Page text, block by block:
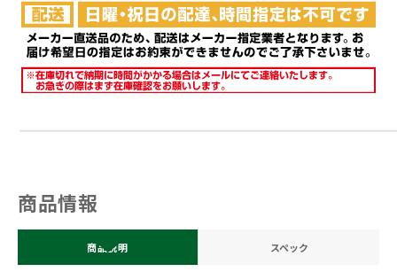
商品情報
商品説明 スペック